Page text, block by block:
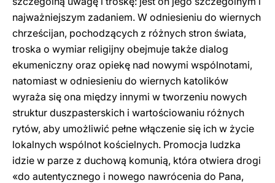
najważniejszym zadaniem. W odniesieniu do wiernych
chrześcijan, pochodzących z różnych stron świata,
troska o wymiar religijny obejmuje także dialog
ekumeniczny oraz opiekę nad nowymi wspólnotami,
natomiast w odniesieniu do wiernych katolików
wyraża się ona między innymi w tworzeniu nowych
struktur duszpasterskich i wartościowaniu różnych
rytów, aby umożliwić pełne włączenie się ich w życie
lokalnych wspólnot kościelnych. Promocja ludzka
idzie w parze z duchową komunią, która otwiera drogi
«do autentycznego i nowego nawrócenia do Pana,